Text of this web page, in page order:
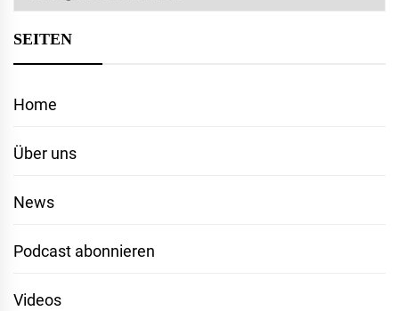
SEITEN
Home
Über uns
News
Podcast abonnieren
Videos